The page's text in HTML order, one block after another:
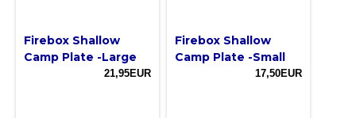
Firebox Shallow
Camp Plate -Large
21,95EUR
Firebox Shallow
Camp Plate -Small
17,50EUR